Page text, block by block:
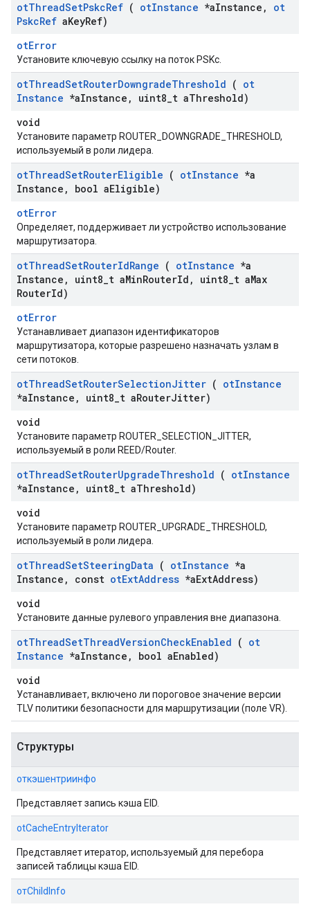
otThreadSetPskcRef ( otInstance *aInstance ,
ot
PskcRef aKeyRef)
otError
Установите ключевую ссылку на поток PSKc.
otThreadSetRouterDowngradeThreshold ( ot
Instance *aInstance , uint8 t aThreshold)
void
Установите параметр ROUTER_DOWNGRADE_THRESHOLD,
используемый в роли лидера.
otThreadSetRouterEligible ( otInstance *a
Instance , bool aEligible)
otError
Определяет, поддерживает ли устройство использование
маршрутизатора.
otThreadSetRouterIdRange ( otInstance *a
Instance , uint8 t aMinRouterId , uint8 t aMax
RouterId)
otError
Устанавливает диапазон идентификаторов
маршрутизатора, которые разрешено назначать узлам в
сети потоков.
otThreadSetRouterSelectionJitter ( otInstance
*aInstance , uint8 t aRouterJitter)
void
Установите параметр ROUTER_SELECTION_JITTER,
используемый в роли REED/Router.
otThreadSetRouterUpgradeThreshold ( otInstance
*aInstance , uint8 t aThreshold)
void
Установите параметр ROUTER_UPGRADE_THRESHOLD,
используемый в роли лидера.
otThreadSetSteeringData ( otInstance *a
Instance , const otExtAddress *aExtAddress)
void
Установите данные рулевого управления вне диапазона.
otThreadSetThreadVersionCheckEnabled ( ot
Instance *aInstance , bool aEnabled)
void
Устанавливает, включено ли пороговое значение версии
TLV политики безопасности для маршрутизации (поле VR).
Структуры
откэшентриинфо
Представляет запись кэша EID.
otCacheEntryIterator
Представляет итератор, используемый для перебора
записей таблицы кэша EID.
отChildInfo